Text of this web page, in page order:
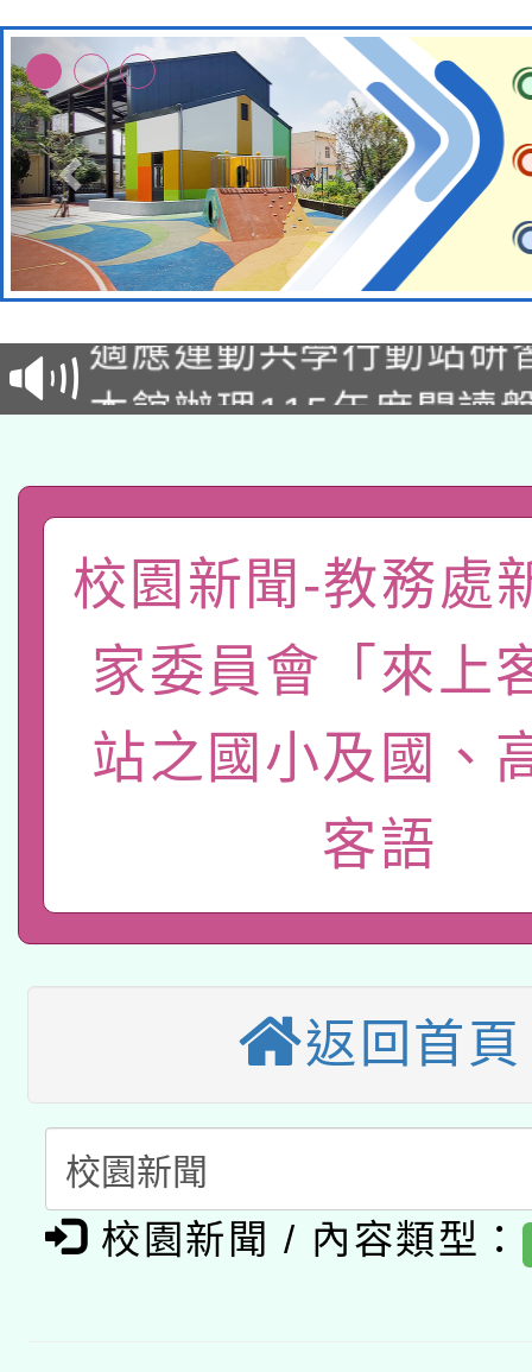
本校115學年度第2次
招甄選結果公告(無人
招)
適應運動共學行動站研
本館辦理115年度閱讀
礎課程
A3數位素養講師名單
「數位內容與教學軟體
pilot」
有關大陸委員會函釋公
薪期間赴陸應申請許可
轉知經濟部水利署委託
業技術研究院辦理「
用水績優單位及節水達
115年8月22日(星期六
桃園市孔廟祈福系列
2026年桃園地景藝術
本校115學年度第2次
招甄選結果公告(無人
本館辦理115年度閱讀
暨閱讀推動專業研習
科技賦能─人工智慧
礎課程
A3數位素養講師名單
「數位內容與教學軟體
pilot」
有關大陸委員會函釋公
校園新聞-教務處
家委員會「來上
站之國小及國、
客語
返回首頁
校園新聞 / 內容類型：